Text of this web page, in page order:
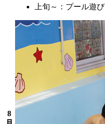
8
上旬～：プール遊び